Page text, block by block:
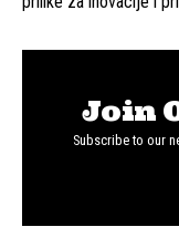
Join
Subscribe to our